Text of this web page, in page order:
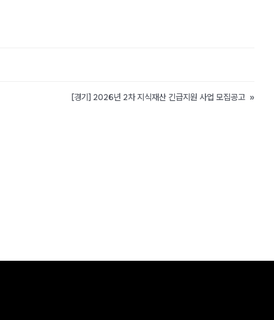
[경기] 2026년 2차 지식재산 긴급지원 사업 모집공고 »